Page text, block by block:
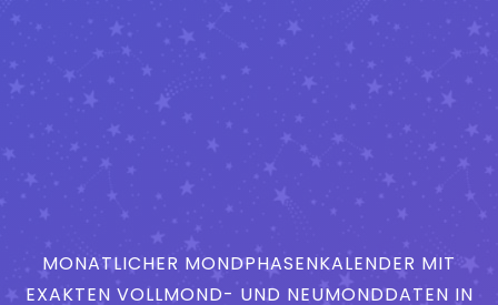
MONATLICHER MONDPHASENKALENDER MIT
EXAKTEN VOLLMOND- UND NEUMONDDATEN IN